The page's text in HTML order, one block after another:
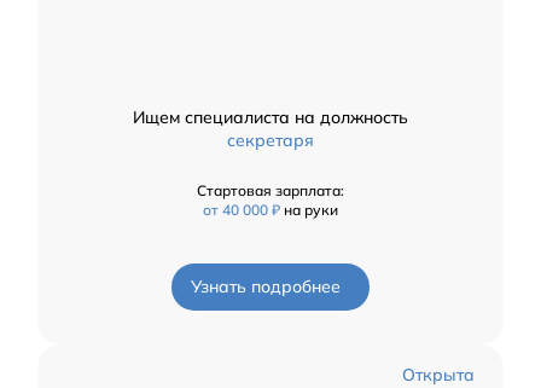
Ищем специалиста на должность
секретаря
Стартовая зарплата:
от 40 000 ₽ на руки
Узнать подробнее
Открыта